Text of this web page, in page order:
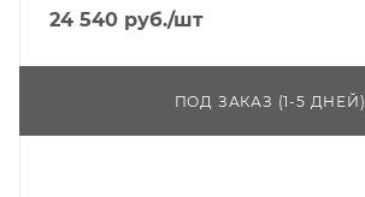
24 540 руб./шт
ПОД ЗАКАЗ (1-5 ДНЕЙ)